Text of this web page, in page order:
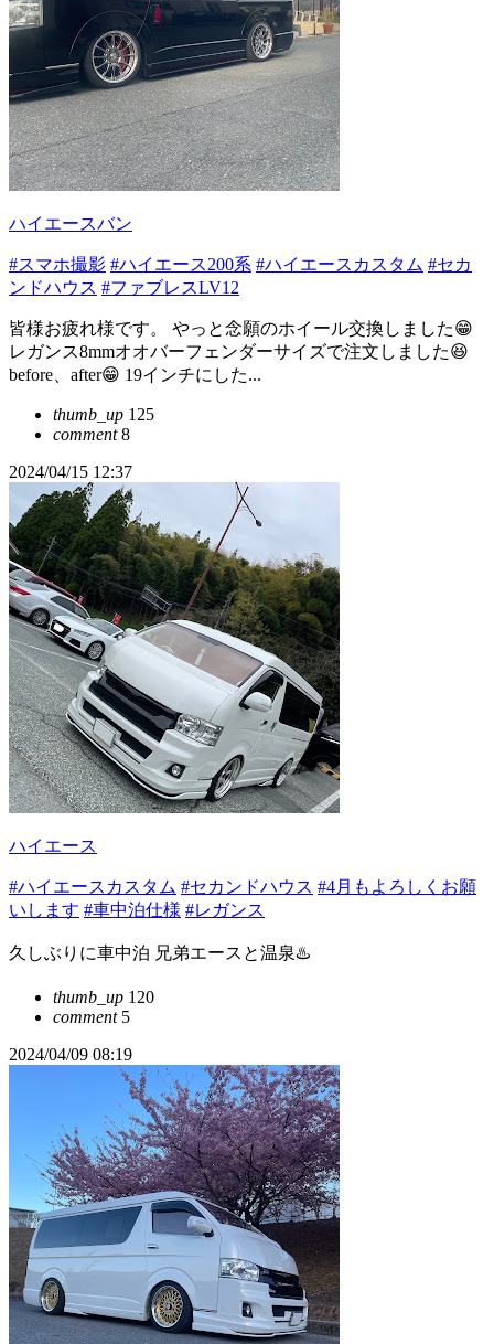
ハイエースバン
#スマホ撮影 #ハイエース200系 #ハイエースカスタム #セカ
ンドハウス #ファブレスLV12
皆様お疲れ様です。 やっと念願のホイール交換しました😁
レガンス8mmオオバーフェンダーサイズで注文しました😆
before、after😁 19インチにした...
thumb_up 125
comment8
2024/04/15 12:37
ハイエース
#ハイエースカスタム #セカンドハウス #4月もよろしくお願
いします #車中泊仕様 #レガンス
久しぶりに車中泊 兄弟エースと温泉♨️
thumb_up 120
comment5
2024/04/09 08:19